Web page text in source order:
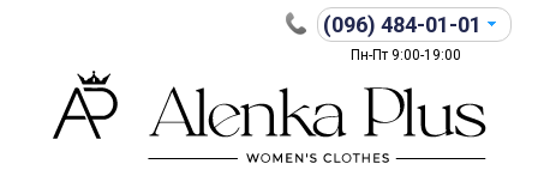
(096) 484-01-01
Пн-Пт 9:00-19:00